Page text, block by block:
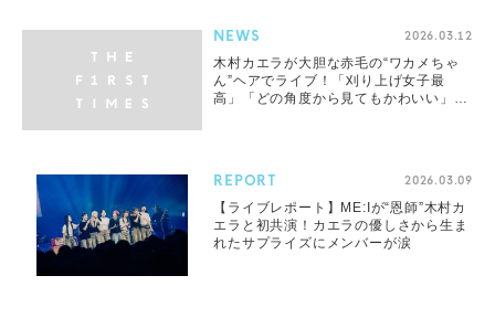
NEWS 2026.03.12
木村カエラが大胆な赤毛の“ワカメちゃ
ん”ヘアでライブ！「刈り上げ女子最
高」「どの角度から見てもかわいい」
REPORT 2026.03.09
【ライブレポート】ME:Iが“恩師”木村カ
エラと初共演！カエラの優しさから生ま
れたサプライズにメンバーが涙